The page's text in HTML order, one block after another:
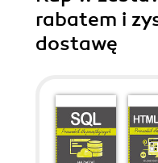
rabatem i
dostawę